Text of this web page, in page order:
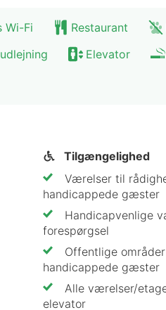
Wi-Fi Restaurant
Elevator
Tilgængelighed
Værelser til rådighed for
handicappede gæster
forespørgsel
handicappede gæster
Alle værelser/etager nås med
elevator